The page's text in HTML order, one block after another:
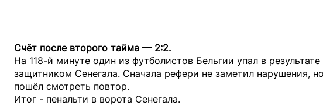
Счёт после второго тайма — 2:2.
На 118-й минуте один из футболистов Бельгии упал в
защитником Сенегала. Сначала рефери не заметил нарушения,
пошёл смотреть повтор.
Итог - пенальти в ворота Сенегала.